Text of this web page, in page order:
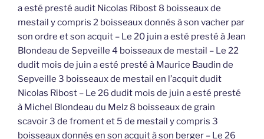
a esté presté audit Nicolas Ribost 8 boisseaux de
mestail y compris 2 boisseaux donnés à son vacher par
son ordre et son acquit – Le 20 juin a esté presté à Jean
Blondeau de Sepveille 4 boisseaux de mestail – Le 22
dudit mois de juin a esté presté à Maurice Baudin de
Sepveille 3 boisseaux de mestail en l’acquit dudit
Nicolas Ribost – Le 26 dudit mois de juin a esté presté
à Michel Blondeau du Melz 8 boisseaux de grain
scavoir 3 de froment et 5 de mestail y compris 3
boisseaux donnés en son acquit à son berger – Le 26